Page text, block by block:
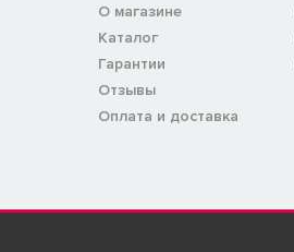
О магазине
Каталог
Гарантии
Отзывы
Оплата и доставка